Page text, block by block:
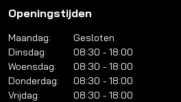
Openingstijden
Maandag:
Gesloten
Dinsdag:
08:30 - 18:00
Woensdag:
08:30 - 18:00
Donderdag:
08:30 - 18:00
Vrijdag:
08:30 - 18:00